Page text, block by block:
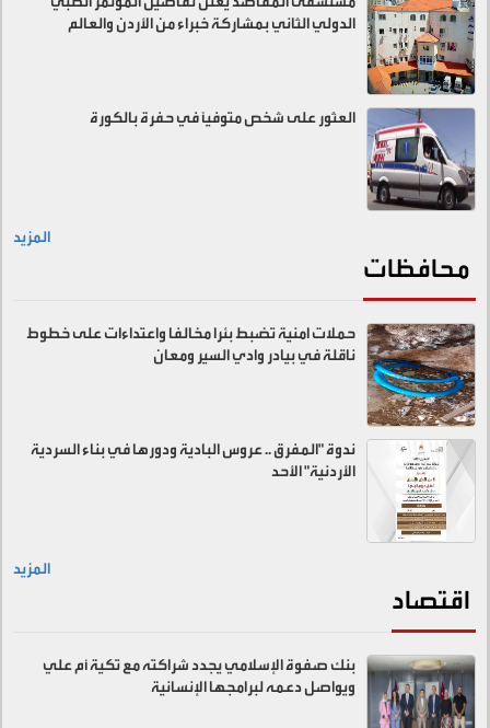
الدولي الثاني بمشاركة خبراء من الأردن والعالم
العثور على شخص متوفيًا في حفرة بالكورة
المزيد
محافظات
حملات امنية تضبط بئرا مخالفا واعتداءات على خطوط
ناقلة في بيادر وادي السير ومعان
ندوة "المفرق .. عروس البادية ودورها في بناء السردية
الأردنية" الأحد
المزيد
اقتصاد
بنك صفوة الإسلامي يجدد شراكته مع تكية أم علي
ويواصل دعمه لبرامجها الإنسانية